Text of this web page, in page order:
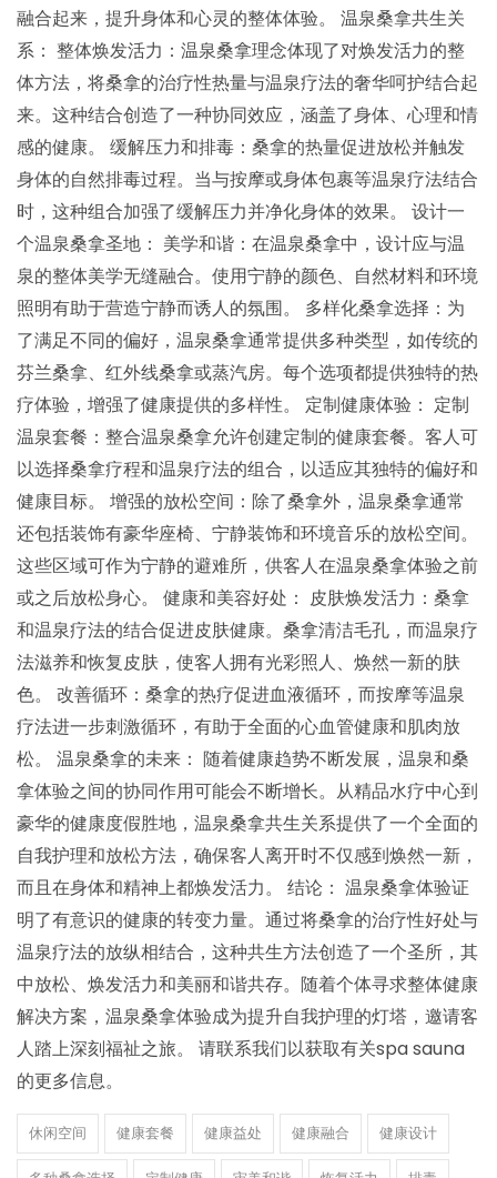
融合起来，提升身体和心灵的整体体验。 温泉桑拿共生关
系： 整体焕发活力：温泉桑拿理念体现了对焕发活力的整
体方法，将桑拿的治疗性热量与温泉疗法的奢华呵护结合起
来。这种结合创造了一种协同效应，涵盖了身体、心理和情
感的健康。 缓解压力和排毒：桑拿的热量促进放松并触发
身体的自然排毒过程。当与按摩或身体包裹等温泉疗法结合
时，这种组合加强了缓解压力并净化身体的效果。 设计一
个温泉桑拿圣地： 美学和谐：在温泉桑拿中，设计应与温
泉的整体美学无缝融合。使用宁静的颜色、自然材料和环境
照明有助于营造宁静而诱人的氛围。 多样化桑拿选择：为
了满足不同的偏好，温泉桑拿通常提供多种类型，如传统的
芬兰桑拿、红外线桑拿或蒸汽房。每个选项都提供独特的热
疗体验，增强了健康提供的多样性。 定制健康体验： 定制
温泉套餐：整合温泉桑拿允许创建定制的健康套餐。客人可
以选择桑拿疗程和温泉疗法的组合，以适应其独特的偏好和
健康目标。 增强的放松空间：除了桑拿外，温泉桑拿通常
还包括装饰有豪华座椅、宁静装饰和环境音乐的放松空间。
这些区域可作为宁静的避难所，供客人在温泉桑拿体验之前
或之后放松身心。 健康和美容好处： 皮肤焕发活力：桑拿
和温泉疗法的结合促进皮肤健康。桑拿清洁毛孔，而温泉疗
法滋养和恢复皮肤，使客人拥有光彩照人、焕然一新的肤
色。 改善循环：桑拿的热疗促进血液循环，而按摩等温泉
疗法进一步刺激循环，有助于全面的心血管健康和肌肉放
松。 温泉桑拿的未来： 随着健康趋势不断发展，温泉和桑
拿体验之间的协同作用可能会不断增长。从精品水疗中心到
豪华的健康度假胜地，温泉桑拿共生关系提供了一个全面的
自我护理和放松方法，确保客人离开时不仅感到焕然一新，
而且在身体和精神上都焕发活力。 结论： 温泉桑拿体验证
明了有意识的健康的转变力量。通过将桑拿的治疗性好处与
温泉疗法的放纵相结合，这种共生方法创造了一个圣所，其
中放松、焕发活力和美丽和谐共存。随着个体寻求整体健康
解决方案，温泉桑拿体验成为提升自我护理的灯塔，邀请客
人踏上深刻福祉之旅。 请联系我们以获取有关spa sauna
的更多信息。
休闲空间 健康套餐 健康益处 健康融合 健康设计